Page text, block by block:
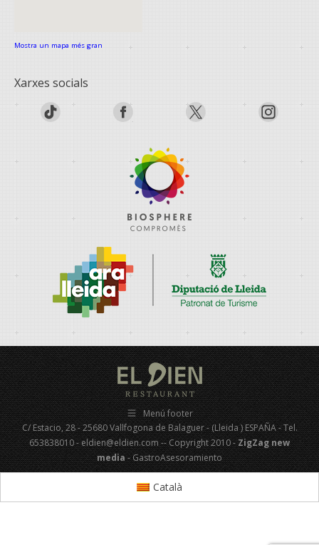
Mostra un mapa més gran
Xarxes socials
Menú footer
C/ Estacio, 28 - 25680 Vallfogona de Balaguer - (Lleida ) ESPAÑA - Tel.
653838010 - eldien@eldien.com -- Copyright 2010 -ZigZag new
media- GastroAsesoramiento
Català